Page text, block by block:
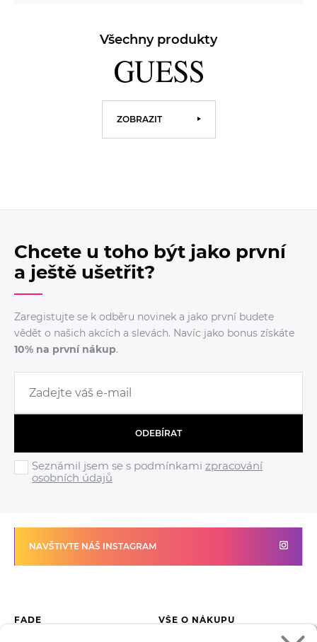
Všechny produkty
ZOBRAZIT
Chcete u toho být jako první
a ještě ušetřit?
Zaregistujte se k odběru novinek a jako první budete
vědět o našich akcích a slevách. Navíc jako bonus získáte
10% na první nákup.
ODEBÍRAT
Seznámil jsem se s podmínkami zpracování
osobních údajů
NAVŠTIVTE NÁŠ INSTAGRAM
FADE
VŠE O NÁKUPU